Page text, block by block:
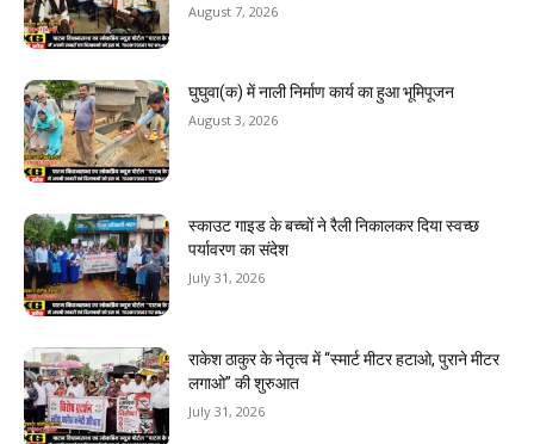
August 7, 2026
घुघुवा(क) में नाली निर्माण कार्य का हुआ भूमिपूजन
August 3, 2026
स्काउट गाइड के बच्चों ने रैली निकालकर दिया स्वच्छ
पर्यावरण का संदेश
July 31, 2026
राकेश ठाकुर के नेतृत्व में “स्मार्ट मीटर हटाओ, पुराने मीटर
लगाओ” की शुरुआत
July 31, 2026